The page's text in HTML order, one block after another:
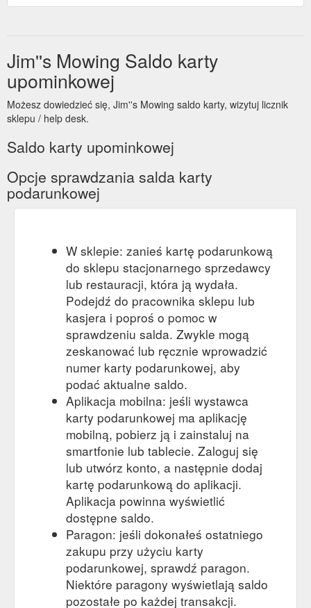
Jim''s Mowing Saldo karty
upominkowej
Możesz dowiedzieć się, Jim''s Mowing saldo karty, wizytuj licznik
sklepu / help desk.
Saldo karty upominkowej
Opcje sprawdzania salda karty
podarunkowej
W sklepie: zanieś kartę podarunkową
do sklepu stacjonarnego sprzedawcy
lub restauracji, która ją wydała.
Podejdź do pracownika sklepu lub
kasjera i poproś o pomoc w
sprawdzeniu salda. Zwykle mogą
zeskanować lub ręcznie wprowadzić
numer karty podarunkowej, aby
podać aktualne saldo.
Aplikacja mobilna: jeśli wystawca
karty podarunkowej ma aplikację
mobilną, pobierz ją i zainstaluj na
smartfonie lub tablecie. Zaloguj się
lub utwórz konto, a następnie dodaj
kartę podarunkową do aplikacji.
Aplikacja powinna wyświetlić
dostępne saldo.
Paragon: jeśli dokonałeś ostatniego
zakupu przy użyciu karty
podarunkowej, sprawdź paragon.
Niektóre paragony wyświetlają saldo
pozostałe po każdej transakcji.